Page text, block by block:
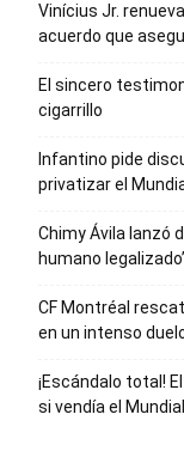
Vinícius Jr.
acuerdo que
El sincero
cigarrillo
Infantino pide
privatizar el
Chimy Ávila lanzó
humano
CF Montréal
en un intenso
¡Escándalo total!
si vendía el Mundial